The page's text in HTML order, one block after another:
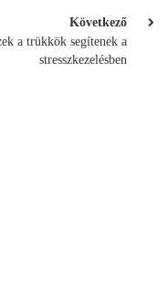
Következő
a trükkök segítenek a
stresszkezelésben